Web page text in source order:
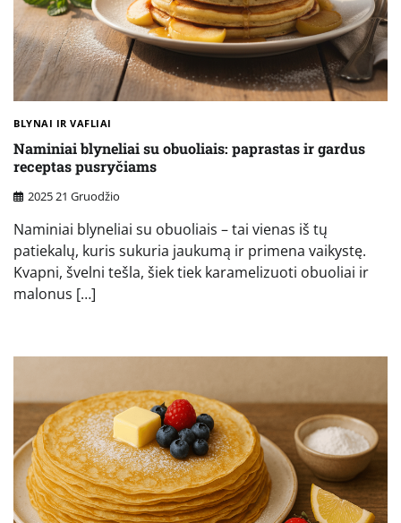
BLYNAI IR VAFLIAI
Naminiai blyneliai su obuoliais: paprastas ir gardus
receptas pusryčiams
2025 21 Gruodžio
Naminiai blyneliai su obuoliais – tai vienas iš tų
patiekalų, kuris sukuria jaukumą ir primena vaikystę.
Kvapni, švelni tešla, šiek tiek karamelizuoti obuoliai ir
malonus […]